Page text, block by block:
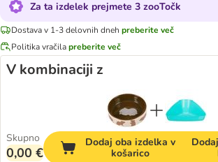
Za ta izdelek prejmete 3 zooTočk
Dostava v 1-3 delovnih dneh preberite več
Politika vračilapreberite več
V kombinaciji z
Skupno
0,00 €
Dodaj oba izdelka v
košarico